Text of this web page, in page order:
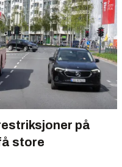
på
store